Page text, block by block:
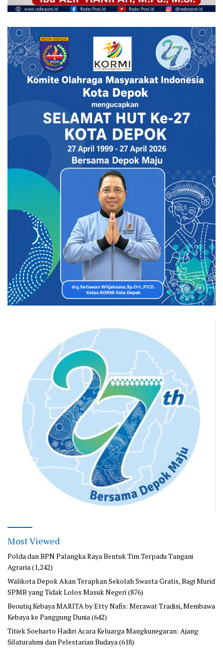
Most Viewed
Polda dan BPN Palangka Raya Bentuk Tim Terpadu Tangani
Agraria(1,242)
Walikota Depok Akan Terapkan Sekolah Swasta Gratis, Bagi Murid
SPMB yang Tidak Lolos Masuk Negeri(876)
Beoutiq Kebaya MARITA by Etty Nafis: Merawat Tradisi, Membawa
Kebaya ke Panggung Dunia(642)
Titiek Soeharto Hadiri Acara Keluarga Mangkunegaran: Ajang
Silaturahmi dan Pelestarian Budaya(618)